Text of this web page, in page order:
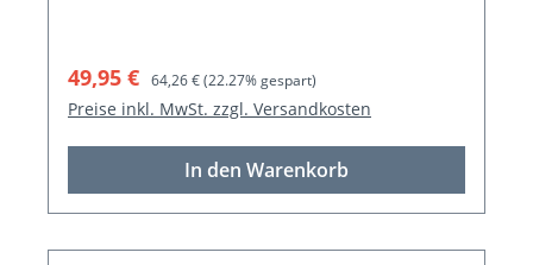
Verkaufspreis:
49,95 € Regulärer Preis:
64,26 €(22.27% gespart)
Preise inkl. MwSt. zzgl. Versandkosten
In den Warenkorb